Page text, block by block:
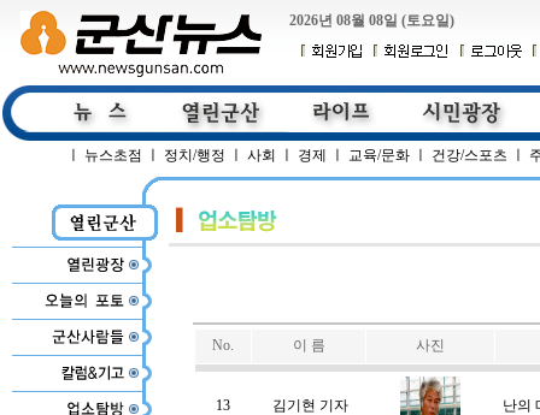
2026년 08월 08일 (토요일)
뉴스초점 정치/행정 사회 경제 교육/문화 건강/스포츠
No. 이 름 사진
13 김기현 기자 난의